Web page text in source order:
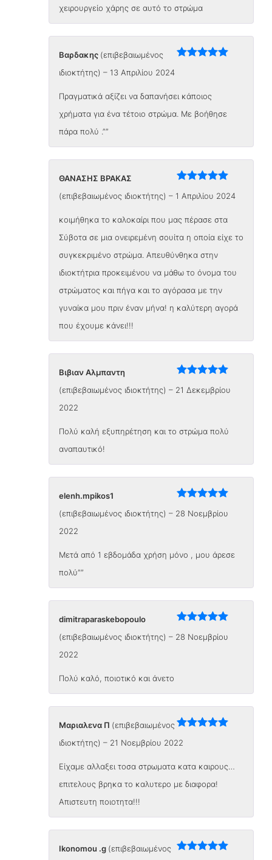
χειρουργείο χάρης σε αυτό το στρώμα
Βαρδακης (επιβεβαιωμένος
ιδιοκτήτης) – 13 Απριλίου 2024
Πραγματικά αξίζει να δαπανήσει κάποιος
χρήματα για ένα τέτοιο στρώμα. Με βοήθησε
πάρα πολύ .””
με5από 5
ΘΑΝΑΣΗΣ ΒΡΑΚΑΣ
(επιβεβαιωμένος ιδιοκτήτης) – 1 Απριλίου 2024
κοιμήθηκα το καλοκαίρι που μας πέρασε στα
Σύβοτα σε μια ονειρεμένη σουίτα η οποία είχε το
συγκεκριμένο στρώμα. Απευθύνθηκα στην
ιδιοκτήτρια προκειμένου να μάθω το όνομα του
στρώματος και πήγα και το αγόρασα με την
γυναίκα μου πριν έναν μήνα! η καλύτερη αγορά
που έχουμε κάνει!!!
με5από 5
Βιβιαν Αλμπαντη
(επιβεβαιωμένος ιδιοκτήτης) – 21 Δεκεμβρίου
2022
Πολύ καλή εξυπηρέτηση και το στρώμα πολύ
αναπαυτικό!
με5από 5
elenh.mpikos1
(επιβεβαιωμένος ιδιοκτήτης) – 28 Νοεμβρίου
2022
Mετά από 1 εβδομάδα χρήση μόνο , μου άρεσε
πολύ””
με5από 5
dimitraparaskebopoulo
(επιβεβαιωμένος ιδιοκτήτης) – 28 Νοεμβρίου
2022
Πολύ καλό, ποιοτικό και άνετο
με
Μαριαλενα Π (επιβεβαιωμένος
ιδιοκτήτης) – 21 Νοεμβρίου 2022
Είχαμε αλλαξει τοσα στρωματα κατα καιρους…
επιτελους βρηκα το καλυτερο με διαφορα!
Απιστευτη ποιοτητα!!!
Ikonomou .g (επιβεβαιωμένος